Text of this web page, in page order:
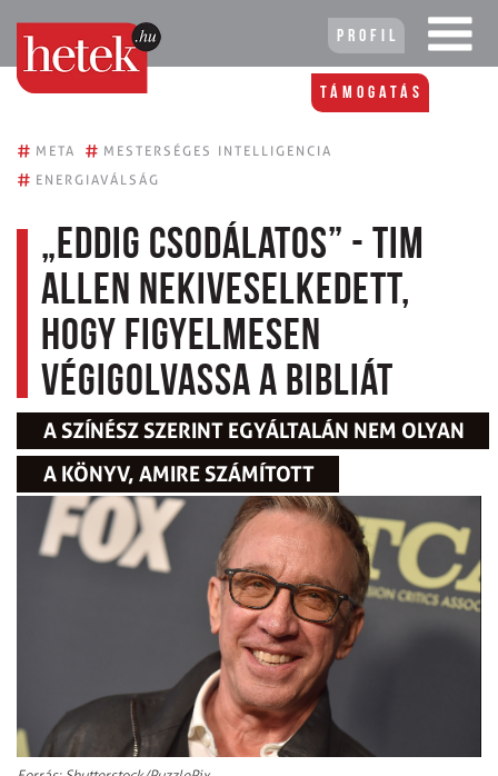
Profil
Támogatás
# META # MESTERSÉGES INTELLIGENCIA
# ENERGIAVÁLSÁG
„Eddig csodálatos” - Tim
Allen nekiveselkedett,
hogy figyelmesen
végigolvassa a Bibliát
A SZÍNÉSZ SZERINT EGYÁLTALÁN NEM OLYAN
A KÖNYV, AMIRE SZÁMÍTOTT